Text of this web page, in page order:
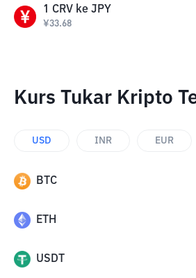
1 CRV ke JPY
¥33.68
Kurs Tukar Kripto
USD INR EUR
BTC
ETH
USDT